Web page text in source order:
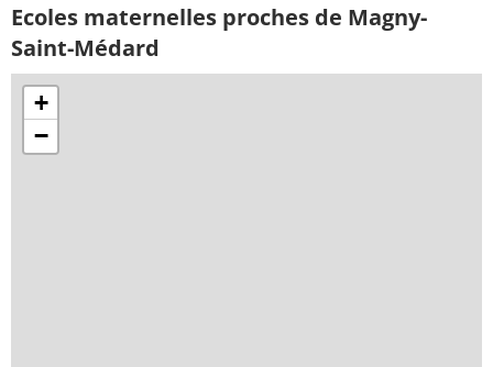
Ecoles maternelles proches de Magny-
Saint-Médard
+
−